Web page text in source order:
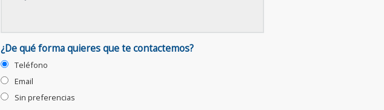
¿De qué forma quieres que te contactemos?
Teléfono
Email
Sin preferencias